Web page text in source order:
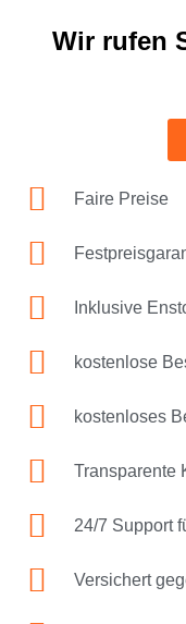
Wir rufen
Faire Preise
Inklusive
kostenlose
kostenloses
Transparente
24/7 Support
Versichert